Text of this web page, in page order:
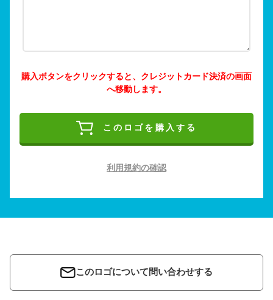
購入ボタンをクリックすると、クレジットカード決済の画面
へ移動します。
このロゴを購入する
利用規約の確認
このロゴについて問い合わせする